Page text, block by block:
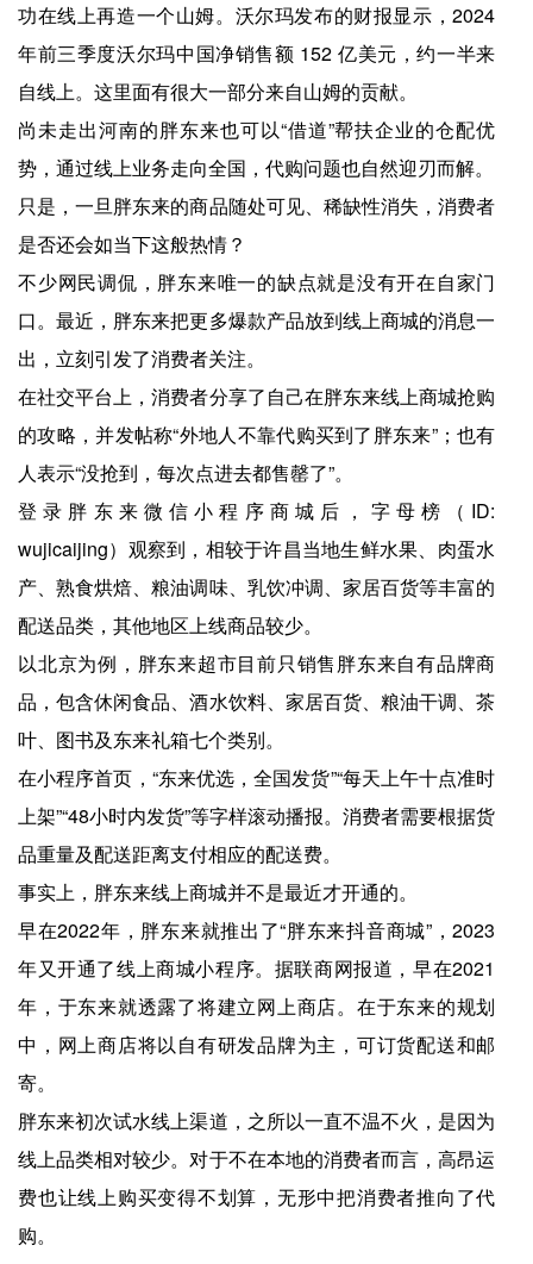
功在线上再造一个山姆。沃尔玛发布的财报显示，2024
年前三季度沃尔玛中国净销售额 152 亿美元，约一半来
自线上。这里面有很大一部分来自山姆的贡献。
尚未走出河南的胖东来也可以“借道”帮扶企业的仓配优
势，通过线上业务走向全国，代购问题也自然迎刃而解。
只是，一旦胖东来的商品随处可见、稀缺性消失，消费者
是否还会如当下这般热情？
不少网民调侃，胖东来唯一的缺点就是没有开在自家门
口。最近，胖东来把更多爆款产品放到线上商城的消息一
出，立刻引发了消费者关注。
在社交平台上，消费者分享了自己在胖东来线上商城抢购
的攻略，并发帖称“外地人不靠代购买到了胖东来”；也有
人表示“没抢到，每次点进去都售罄了”。
登录胖东来微信小程序商城后，字母榜（ID:
wujicaijing）观察到，相较于许昌当地生鲜水果、肉蛋水
产、熟食烘焙、粮油调味、乳饮冲调、家居百货等丰富的
配送品类，其他地区上线商品较少。
以北京为例，胖东来超市目前只销售胖东来自有品牌商
品，包含休闲食品、酒水饮料、家居百货、粮油干调、茶
叶、图书及东来礼箱七个类别。
在小程序首页，“东来优选，全国发货”“每天上午十点准时
上架”“48小时内发货”等字样滚动播报。消费者需要根据货
品重量及配送距离支付相应的配送费。
事实上，胖东来线上商城并不是最近才开通的。
早在2022年，胖东来就推出了“胖东来抖音商城”，2023
年又开通了线上商城小程序。据联商网报道，早在2021
年，于东来就透露了将建立网上商店。在于东来的规划
中，网上商店将以自有研发品牌为主，可订货配送和邮
寄。
胖东来初次试水线上渠道，之所以一直不温不火，是因为
线上品类相对较少。对于不在本地的消费者而言，高昂运
费也让线上购买变得不划算，无形中把消费者推向了代
购。